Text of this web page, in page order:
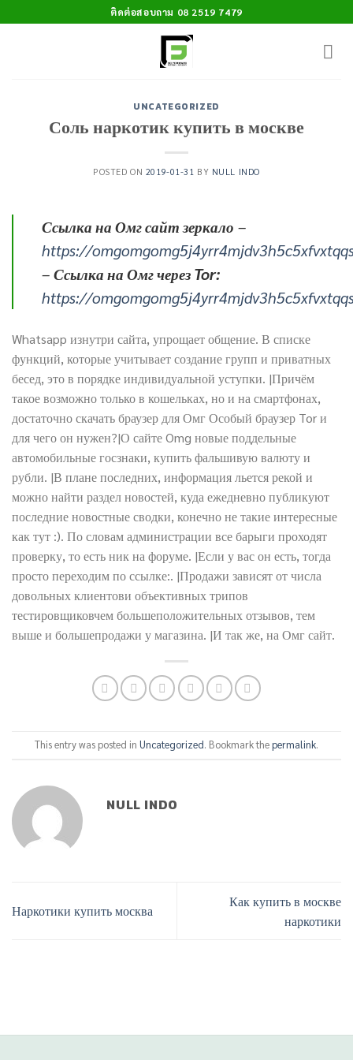
to
ติดต่อสอบถาม 08 2519 7479
UNCATEGORIZED
Соль наркотик купить в москве
POSTED ON 2019-01-31 BY NULL INDO
Ссылка на Омг сайт зеркало –
https://
– Ссылка на Омг через Tor:
https://
Whatsapp изнутри сайта, упрощает общение. В списке
функций, которые учитывает создание групп и приватных
бесед, это в порядке индивидуальной уступки. |Причём
такое возможно только в кошельках, но и на смартфонах,
достаточно скачать браузер для Омг Особый браузер Tor и
для чего он нужен?|О сайте Omg новые поддельные
автомобильные госзнаки, купить фальшивую валюту и
рубли. |В плане последних, информация льется рекой и
можно найти раздел новостей, куда ежедневно публикуют
последние новостные сводки, конечно не такие интересные
как тут :). По словам администрации все барыги проходят
проверку, то есть ник на форуме. |Если у вас он есть, тогда
просто переходим по ссылке:. |Продажи зависят от числа
довольных клиентови объективных трипов
тестировщиковчем большеположительных отзывов, тем
выше и большепродажи у магазина. |И так же, на Омг сайт.
This entry was posted in Uncategorized. Bookmark thepermalink.
NULL INDO
Наркотики купить москва
Как купить в москве
наркотики